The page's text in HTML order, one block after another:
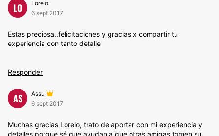
LO
Lorelo
6 sept 2017
Estas preciosa..felicitaciones y gracias x compartir tu
experiencia con tanto detalle
Responder
AS
Assu
6 sept 2017
Muchas gracias Lorelo, trato de aportar con mi experiencia y
detalles porque sé que ayudan a que otras amigas tomen su